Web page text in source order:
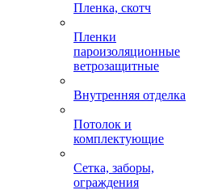
Пленка, скотч
Пленки
пароизоляционные
ветрозащитные
Внутренняя отделка
Потолок и
комплектующие
Сетка, заборы,
ограждения